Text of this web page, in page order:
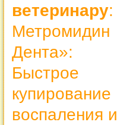
ветеринару:
Метромидин
Дента»:
Быстрое
купирование
воспаления и